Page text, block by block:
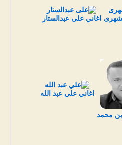
اغاني على عبدالستار
بن محمد
اغاني علي عبد الله